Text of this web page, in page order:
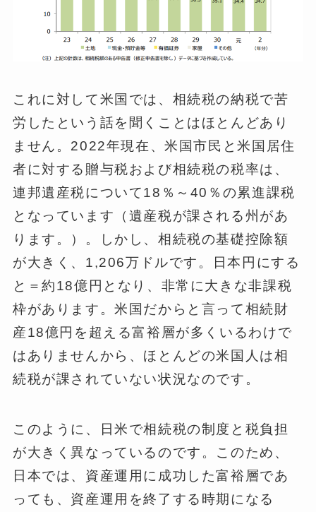
これに対して米国では、相続税の納税で苦
労したという話を聞くことはほとんどあり
ません。2022年現在、米国市民と米国居住
者に対する贈与税および相続税の税率は、
連邦遺産税について18％～40％の累進課税
となっています（遺産税が課される州があ
ります。）。しかし、相続税の基礎控除額
が大きく、1,206万ドルです。日本円にする
と＝約18億円となり、非常に大きな非課税
枠があります。米国だからと言って相続財
産18億円を超える富裕層が多くいるわけで
はありませんから、ほとんどの米国人は相
続税が課されていない状況なのです。
このように、日米で相続税の制度と税負担
が大きく異なっているのです。このため、
日本では、資産運用に成功した富裕層であ
っても、資産運用を終了する時期になる